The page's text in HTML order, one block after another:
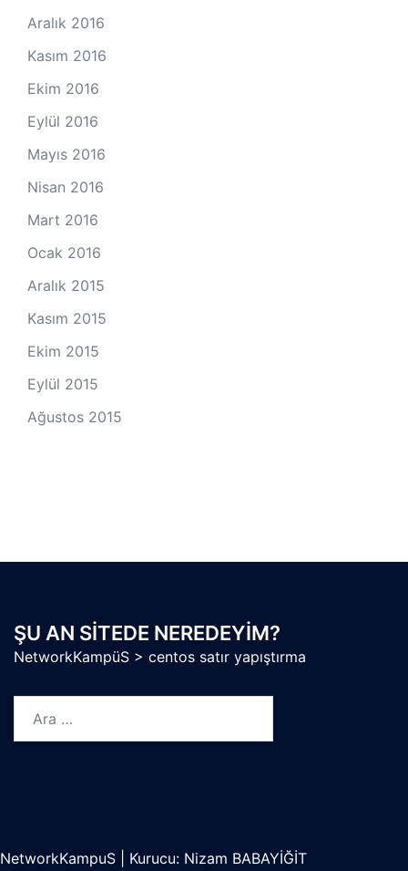
Aralık 2016
Kasım 2016
Ekim 2016
Eylül 2016
Mayıs 2016
Nisan 2016
Mart 2016
Ocak 2016
Aralık 2015
Kasım 2015
Ekim 2015
Eylül 2015
Ağustos 2015
ŞU AN SITEDE NEREDEYIM?
NetworkKampüS > centos satır yapıştırma
NetworkKampuS Kurucu: Nizam BABAYİĞİT